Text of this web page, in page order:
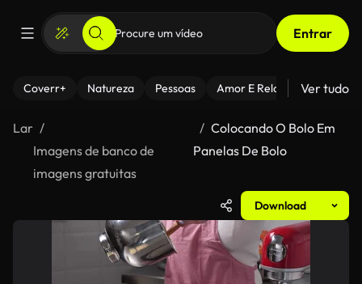
Entrar
Coverr+ Natureza Pessoas Amor E Relacionamentos
Ver tudo
Lar
Imagens de banco de
imagens gratuitas
Colocando O Bolo Em
Panelas De Bolo
Download